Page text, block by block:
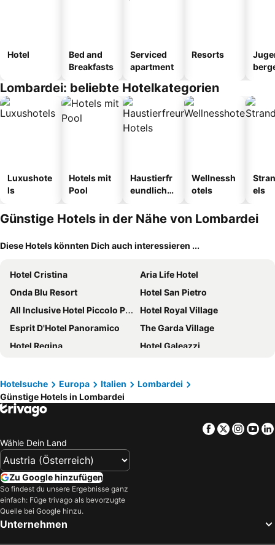
Hotel
Bed and
Breakfasts
Serviced
apartment
Resorts
Lombardei: beliebte Hotelkategorien
Luxushote
ls
Hotels mit
Pool
Haustierfr
eundliche
Wellnessh
otels
els
Günstige Hotels in der Nähe von Lombardei
Diese Hotels könnten Dich auch interessieren ...
Hotel Cristina
Aria Life Hotel
Onda Blu Resort
Hotel San Pietro
All Inclusive Hotel Piccolo Paradiso
Hotel Royal Village
Esprit D'Hotel Panoramico
The Garda Village
Hotel Regina
Hotel Galeazzi
Park Hotel Casimiro
Hotel Sirmione Terme
Hotel Leonardo Da Vinci
Centro Vacanze La Limonaia
Palace Hotel Desenzano
Hotel Sole - La Fenice
Hotel Castell
Hotel Sorriso
Iseo Lago Hotel
Hotel Du Lac
Hotel Acquaviva Del Garda
Hotel Le Balze Aktiv & Wellness
Hotelsuche Europa Italien
Lombardei
Günstige Hotels in Lombardei
Facebook
Twitter
Wähle Dein Land
Zu Google hinzufügen
So findest du unsere Ergebnisse ganz
einfach: Füge trivago als bevorzugte
Quelle bei Google hinzu.
Unternehmen